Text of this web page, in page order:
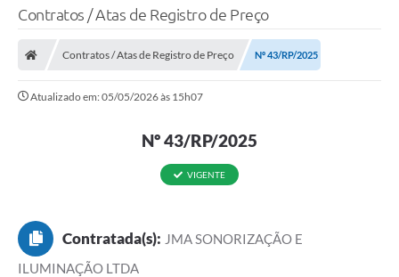
Contratos / Atas de Registro de Preço
Contratos / Atas de Registro de Preço Nº 43/RP/2025
Atualizado em: 05/05/2026 às 15h07
Nº 43/RP/2025
VIGENTE
Contratada(s): JMA SONORIZAÇÃO E
ILUMINAÇÃO LTDA